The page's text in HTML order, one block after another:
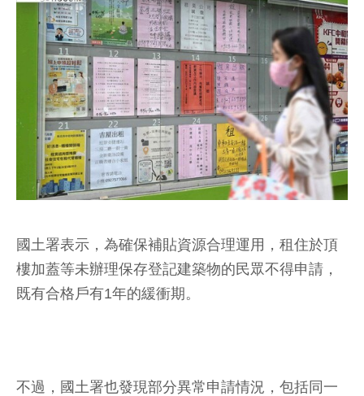
國土署表示，為確保補貼資源合理運用，租住於頂
樓加蓋等未辦理保存登記建築物的民眾不得申請，
既有合格戶有1年的緩衝期。
不過，國土署也發現部分異常申請情況，包括同一